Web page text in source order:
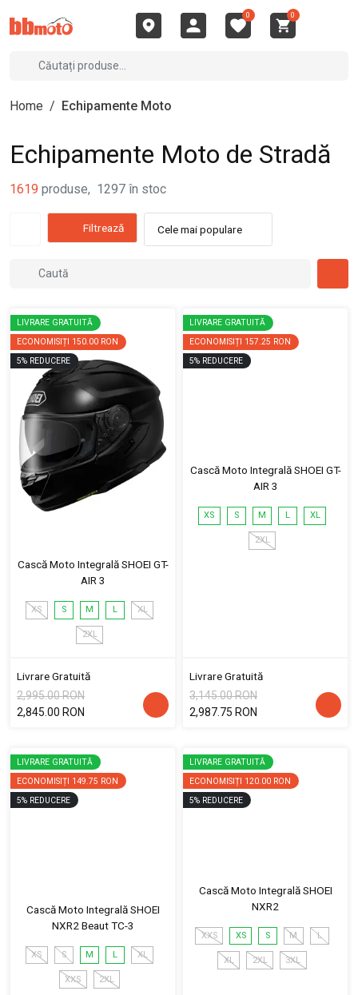
0 0
Home / Echipamente Moto
Echipamente Moto de Stradă
1619 produse, 1297 în stoc
Filtrează Cele mai populare
LIVRARE GRATUITĂ
ECONOMISIȚI 150.00 RON
5% REDUCERE
Cască Moto Integrală SHOEI GT-
AIR 3
XS S M L XL
2XL
Livrare Gratuită
2,995.00 RON
2,845.00 RON
LIVRARE GRATUITĂ
ECONOMISIȚI 157.25 RON
5% REDUCERE
Cască Moto Integrală SHOEI GT-
AIR 3
XS S M L XL
2XL
Livrare Gratuită
3,145.00 RON
2,987.75 RON
LIVRARE GRATUITĂ
ECONOMISIȚI 149.75 RON
5% REDUCERE
Cască Moto Integrală SHOEI
NXR2 Beaut TC-3
XS S M L XL
XXS 2XL
LIVRARE GRATUITĂ
ECONOMISIȚI 120.00 RON
5% REDUCERE
Cască Moto Integrală SHOEI
NXR2
XXS XS S M L
XL 2XL 3XL